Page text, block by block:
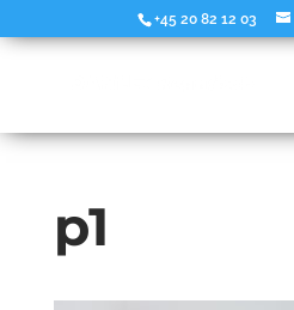
+45 20 82 12 03
p1